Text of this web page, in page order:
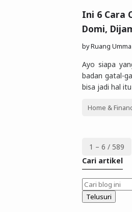
Ini 6 Cara
Domi,
byRuang Umma |
Ayo siapa
badan gatal-
bisa jadi hal
Home &
1 – 6 / 589
Cari artikel